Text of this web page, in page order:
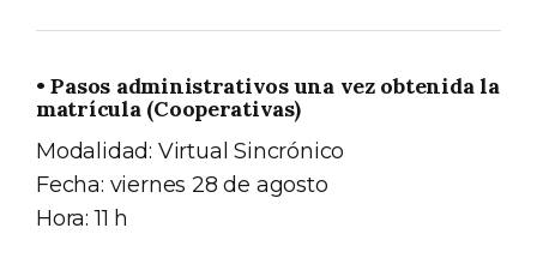
• Pasos administrativos una vez obtenida la
matrícula (Cooperativas)
Modalidad: Virtual Sincrónico
Fecha: viernes 28 de agosto
Hora: 11 h